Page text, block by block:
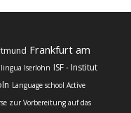
Frankfurt am
Iserlohn ISF - Institut
Language school Active
zur Vorbereitung auf das